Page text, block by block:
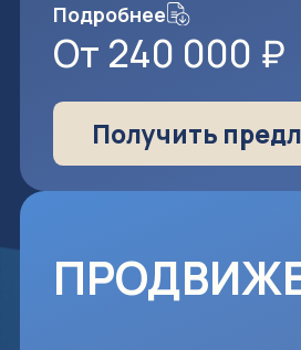
Подробнее
От 240 000 ₽
Получить